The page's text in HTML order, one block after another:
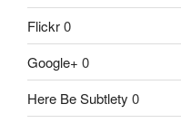
Flickr0
Google+ 0
Here Be Subtlety 0